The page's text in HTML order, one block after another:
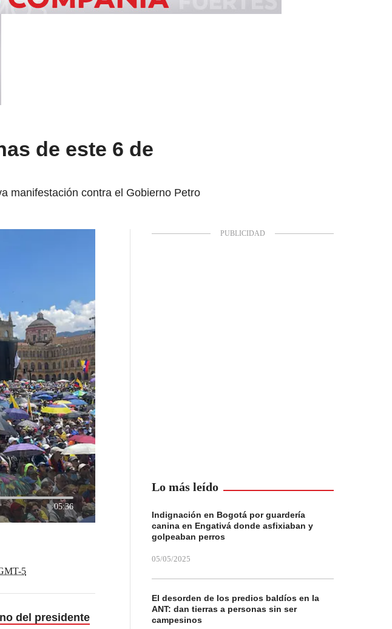
de este 6 de
manifestación contra el Gobierno Petro
05:36
5
del presidente
Lo más leído
Indignación en Bogotá por guardería
canina en Engativá donde asfixiaban y
golpeaban perros
05/05/2025
El desorden de los predios baldíos en la
ANT: dan tierras a personas sin ser
campesinos